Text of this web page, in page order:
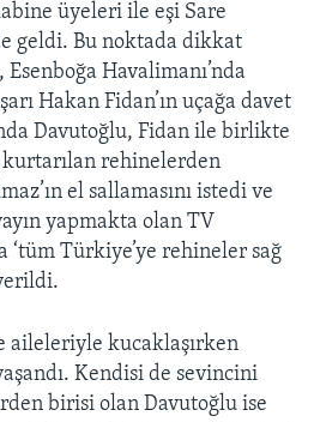
üyeleri ile eşi Sare
geldi. Bu noktada dikkat
Havalimanı’nda
Hakan Fidan’ın uçağa davet
Davutoğlu, Fidan ile birlikte
kurtarılan rehinelerden
el sallamasını istedi ve
yapmakta olan TV
‘tüm Türkiye’ye rehineler sağ
aileleriyle kucaklaşırken
Kendisi de sevincini
birisi olan Davutoğlu ise